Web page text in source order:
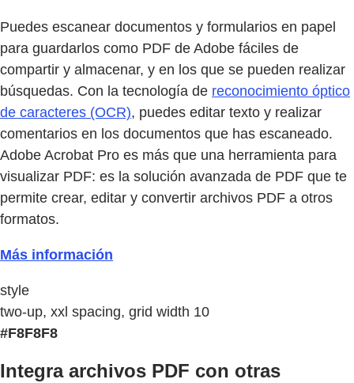
Puedes escanear documentos y formularios en papel
para guardarlos como PDF de Adobe fáciles de
compartir y almacenar, y en los que se pueden realizar
búsquedas. Con la tecnología de reconocimiento óptico
de caracteres (OCR), puedes editar texto y realizar
comentarios en los documentos que has escaneado.
Adobe Acrobat Pro es más que una herramienta para
visualizar PDF: es la solución avanzada de PDF que te
permite crear, editar y convertir archivos PDF a otros
formatos.
Más información
style
two-up, xxl spacing, grid width 10
#F8F8F8
Integra archivos PDF con otras